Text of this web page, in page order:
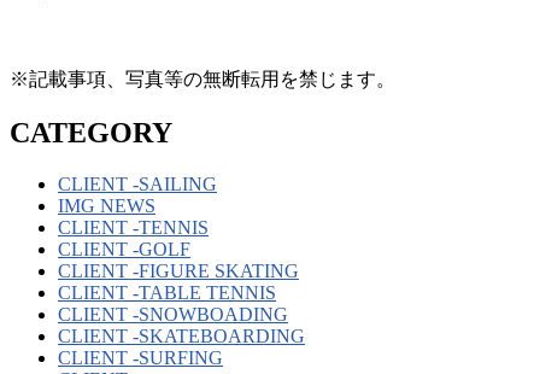
※記載事項、写真等の無断転用を禁じます。
CATEGORY
CLIENT -SAILING
IMG NEWS
CLIENT -TENNIS
CLIENT -GOLF
CLIENT -FIGURE SKATING
CLIENT -TABLE TENNIS
CLIENT -SNOWBOADING
CLIENT -SKATEBOARDING
CLIENT -SURFING